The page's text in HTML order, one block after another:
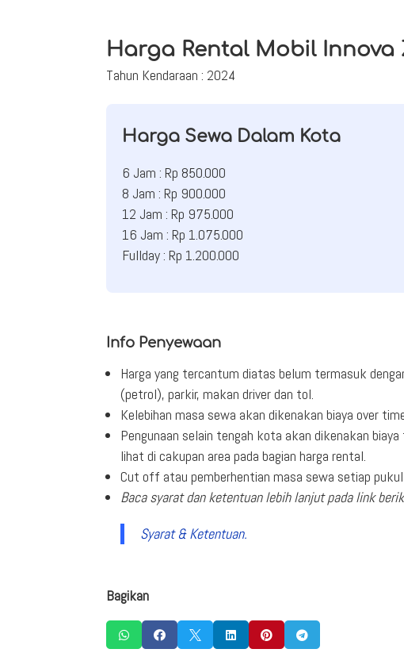
Harga Rental Mobil Innova
Tahun Kendaraan : 2024
Harga Sewa Dalam Kota
6 Jam : Rp 850.000
8 Jam : Rp 900.000
12 Jam : Rp 975.000
16 Jam : Rp 1.075.000
Fullday : Rp 1.200.000
Info Penyewaan
Harga yang tercantum diatas belum termasuk
(petrol), parkir, makan driver dan tol.
Kelebihan masa sewa akan dikenakan biaya over
Pengunaan selain tengah kota akan dikenakan biaya
lihat di cakupan area pada bagian harga rental.
Cut off atau pemberhentian masa sewa setiap
Baca syarat dan ketentuan lebih lanjut pada link
Syarat & Ketentuan.
Bagikan
     